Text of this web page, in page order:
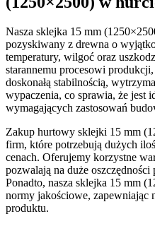
Nasza sklejka 15 mm
pozyskiwany z drewna o
temperatury, wilgoć oraz
starannemu procesowi
doskonałą stabilnością,
wypaczenia, co sprawia, że jest
wymagających zastosowań
Zakup hurtowy sklejki 15 mm
firm, które potrzebują dużych
cenach. Oferujemy korzystne
pozwalają na duże
Ponadto, nasza sklejka 15 mm
normy jakościowe, zapewniając
produktu.